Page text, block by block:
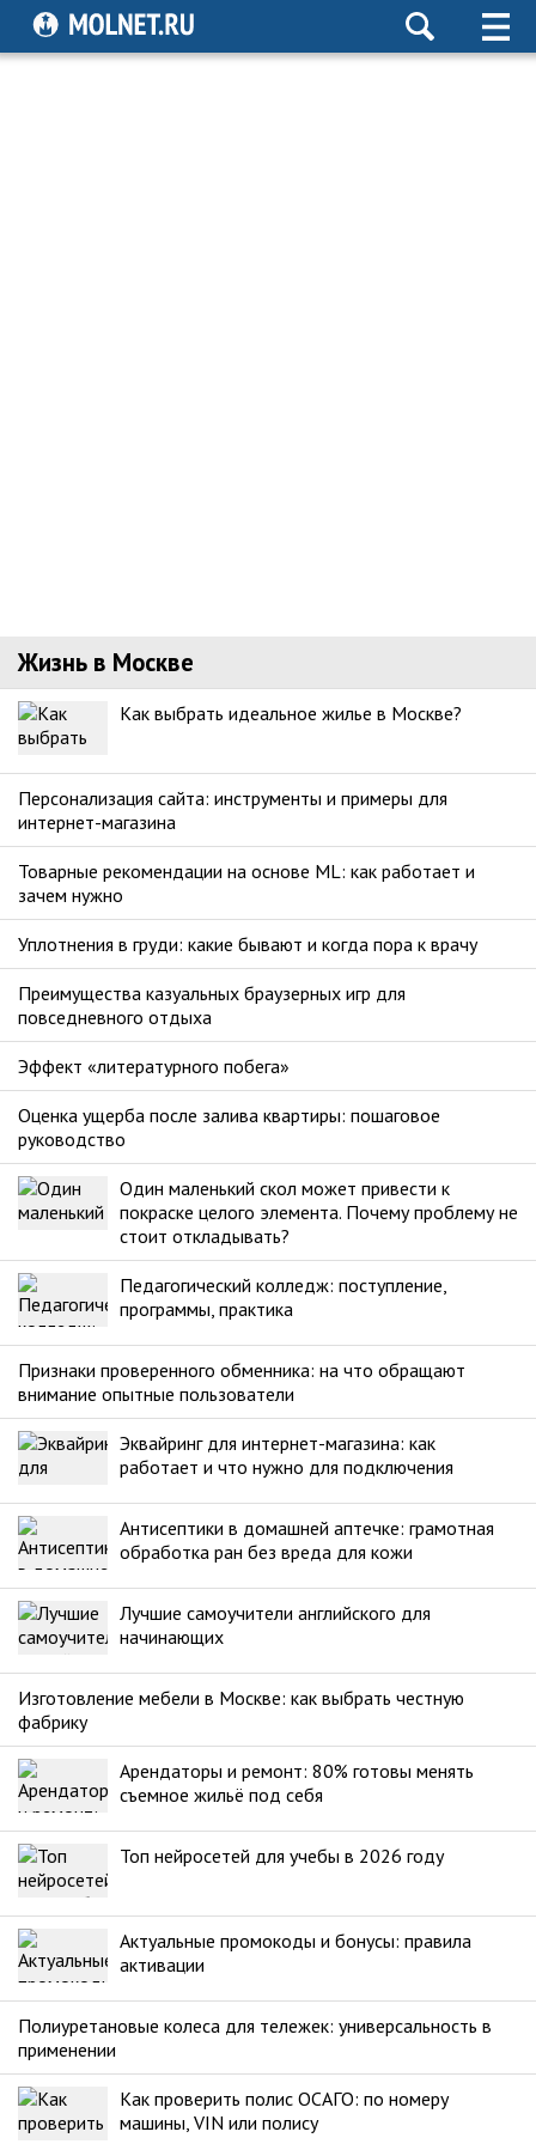
Жизнь в Москве
Как выбрать идеальное жилье в Москве?
Персонализация сайта: инструменты и примеры для
интернет-магазина
Товарные рекомендации на основе ML: как работает и
зачем нужно
Уплотнения в груди: какие бывают и когда пора к врачу
Преимущества казуальных браузерных игр для
повседневного отдыха
Эффект «литературного побега»
Оценка ущерба после залива квартиры: пошаговое
руководство
Один маленький скол может привести к
покраске целого элемента. Почему проблему не
стоит откладывать?
Педагогический колледж: поступление,
программы, практика
Признаки проверенного обменника: на что обращают
внимание опытные пользователи
Эквайринг для интернет-магазина: как
работает и что нужно для подключения
Антисептики в домашней аптечке: грамотная
обработка ран без вреда для кожи
Лучшие самоучители английского для
начинающих
Изготовление мебели в Москве: как выбрать честную
фабрику
Арендаторы и ремонт: 80% готовы менять
съемное жильё под себя
Топ нейросетей для учебы в 2026 году
Актуальные промокоды и бонусы: правила
активации
Полиуретановые колеса для тележек: универсальность в
применении
Как проверить полис ОСАГО: по номеру
машины, VIN или полису